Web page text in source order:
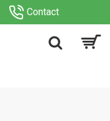
Contact